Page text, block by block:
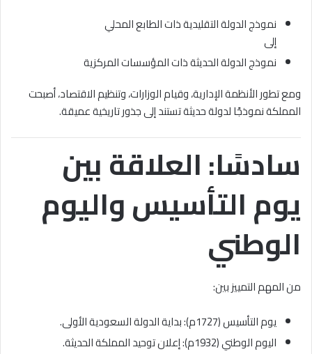
نموذج الدولة التقليدية ذات الطابع المحلي
إلى
نموذج الدولة الحديثة ذات المؤسسات المركزية
ومع تطور الأنظمة الإدارية، وقيام الوزارات، وتنظيم الاقتصاد، أصبحت
المملكة نموذجًا لدولة حديثة تستند إلى جذور تاريخية عميقة.
سادسًا: العلاقة بين
يوم التأسيس واليوم
الوطني
من المهم التمييز بين:
يوم التأسيس (1727م): بداية الدولة السعودية الأولى.
اليوم الوطني (1932م): إعلان توحيد المملكة الحديثة.